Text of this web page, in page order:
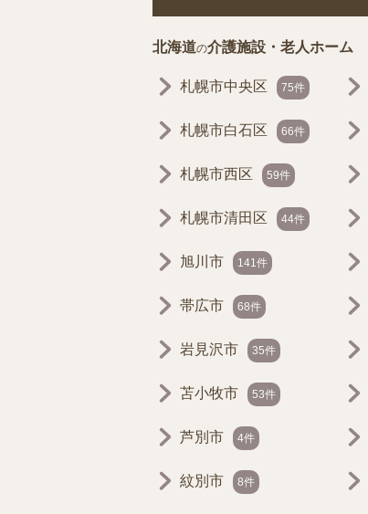
北海道の介護施設・老人ホーム
札幌市中央区 75件
札幌市白石区 66件
札幌市西区 59件
札幌市清田区 44件
旭川市 141件
帯広市 68件
岩見沢市 35件
苫小牧市 53件
芦別市 4件
紋別市 8件